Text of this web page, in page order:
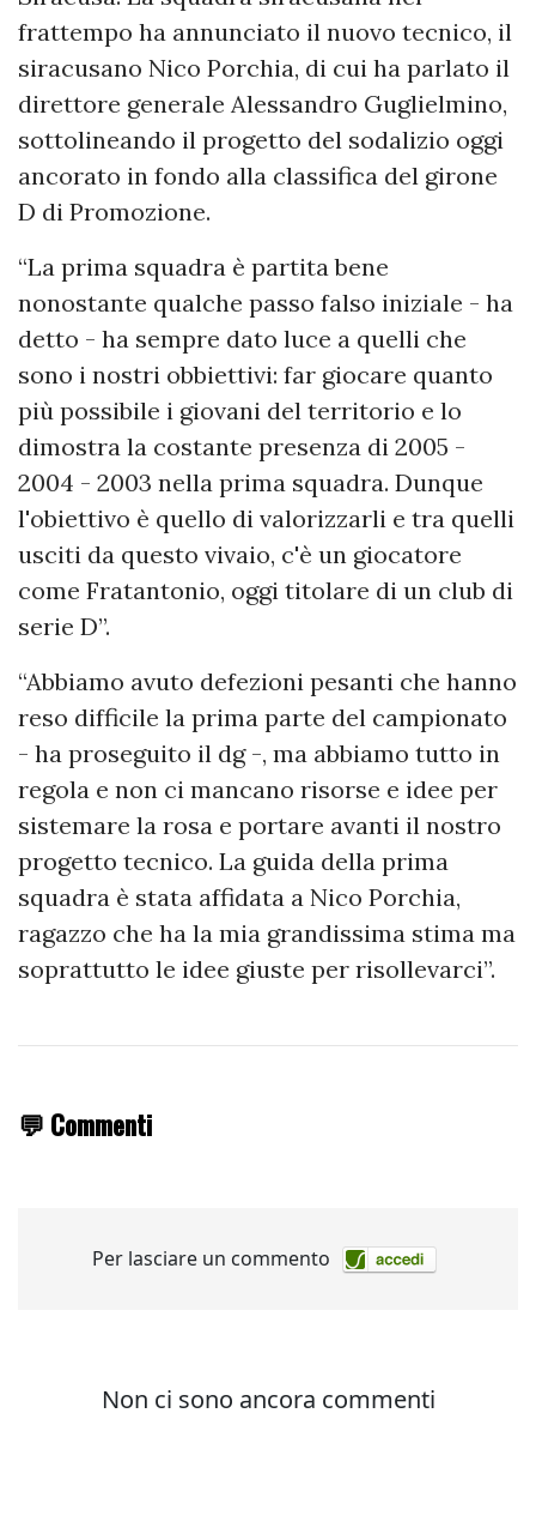
frattempo ha annunciato il nuovo tecnico, il
siracusano Nico Porchia, di cui ha parlato il
direttore generale Alessandro Guglielmino,
sottolineando il progetto del sodalizio oggi
ancorato in fondo alla classifica del girone
D di Promozione.
“La prima squadra è partita bene
nonostante qualche passo falso iniziale - ha
detto - ha sempre dato luce a quelli che
sono i nostri obbiettivi: far giocare quanto
più possibile i giovani del territorio e lo
dimostra la costante presenza di 2005 -
2004 - 2003 nella prima squadra. Dunque
l'obiettivo è quello di valorizzarli e tra quelli
usciti da questo vivaio, c'è un giocatore
come Fratantonio, oggi titolare di un club di
serie D”.
“Abbiamo avuto defezioni pesanti che hanno
reso difficile la prima parte del campionato
- ha proseguito il dg -, ma abbiamo tutto in
regola e non ci mancano risorse e idee per
sistemare la rosa e portare avanti il nostro
progetto tecnico. La guida della prima
squadra è stata affidata a Nico Porchia,
ragazzo che ha la mia grandissima stima ma
soprattutto le idee giuste per risollevarci”.
💬 Commenti